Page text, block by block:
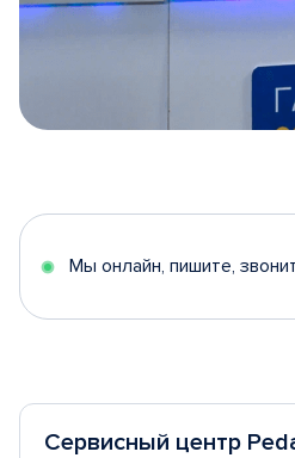
5
Мы онлайн, пишите,
Сервисный центр